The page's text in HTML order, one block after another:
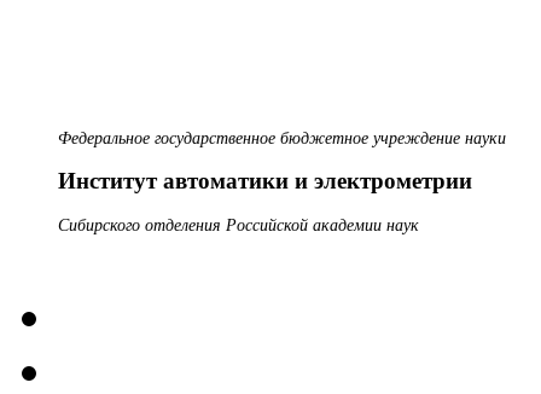
Федеральное государственное бюджетное учреждение науки
Институт автоматики и электрометрии
Сибирского отделения Российской академии наук